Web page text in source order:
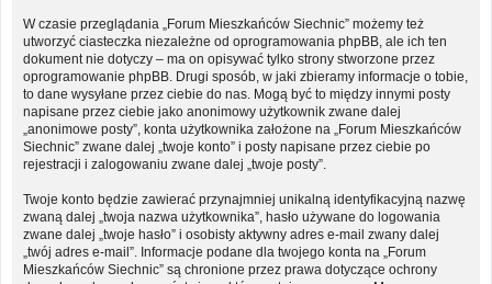
W czasie przeglądania „Forum Mieszkańców Siechnic” możemy też
utworzyć ciasteczka niezależne od oprogramowania phpBB, ale ich ten
dokument nie dotyczy – ma on opisywać tylko strony stworzone przez
oprogramowanie phpBB. Drugi sposób, w jaki zbieramy informacje o tobie,
to dane wysyłane przez ciebie do nas. Mogą być to między innymi posty
napisane przez ciebie jako anonimowy użytkownik zwane dalej
„anonimowe posty”, konta użytkownika założone na „Forum Mieszkańców
Siechnic” zwane dalej „twoje konto” i posty napisane przez ciebie po
rejestracji i zalogowaniu zwane dalej „twoje posty”.
Twoje konto będzie zawierać przynajmniej unikalną identyfikacyjną nazwę
zwaną dalej „twoja nazwa użytkownika”, hasło używane do logowania
zwane dalej „twoje hasło” i osobisty aktywny adres e-mail zwany dalej
„twój adres e-mail”. Informacje podane dla twojego konta na „Forum
Mieszkańców Siechnic” są chronione przez prawa dotyczące ochrony